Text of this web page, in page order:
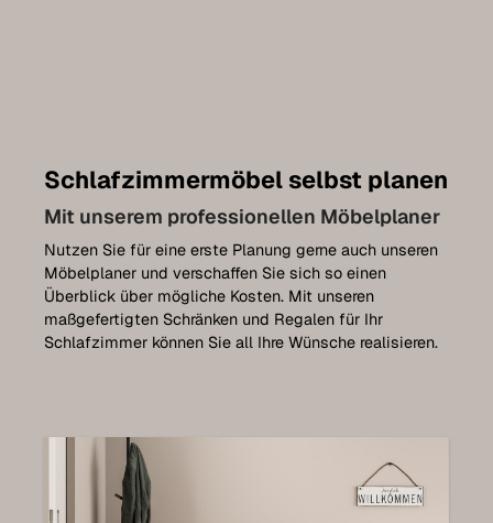
Schlafzimmermöbel selbst planen
Mit unserem professionellen Möbelplaner
Nutzen Sie für eine erste Planung gerne auch unseren
Möbelplaner und verschaffen Sie sich so einen
Überblick über mögliche Kosten. Mit unseren
maßgefertigten Schränken und Regalen für Ihr
Schlafzimmer können Sie all Ihre Wünsche realisieren.